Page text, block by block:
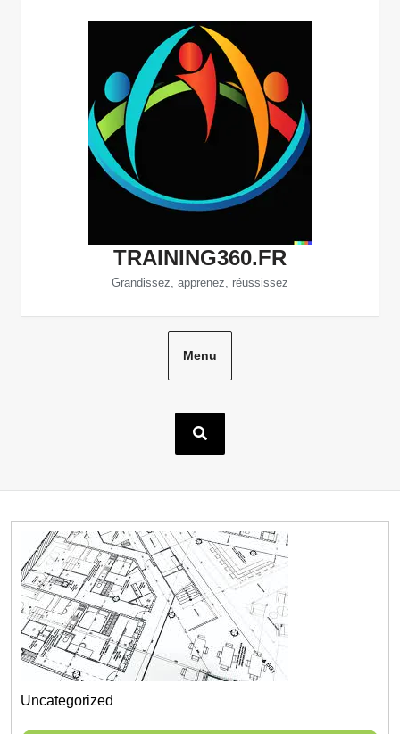
TRAINING360.FR
Grandissez, apprenez, réussissez
Menu
Uncategorized